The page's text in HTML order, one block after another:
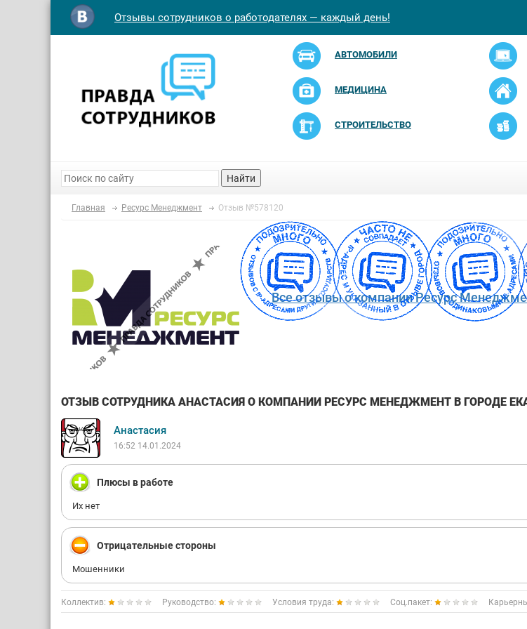
Отзывы сотрудников о работодателях — каждый день!
АВТОМОБИЛИ
МЕДИЦИНА
СТРОИТЕЛЬСТВО
Найти
Главная Ресурс Менеджмент Отзыв №578120
Все отзывы о компании Ресурс
ОТЗЫВ СОТРУДНИКА АНАСТАСИЯ О КОМПАНИИ РЕСУРС МЕНЕДЖМЕНТ В ГОРОДЕ
Анастасия
16:52 14.01.2024
Плюсы в работе
Их нет
Отрицательные стороны
Мошенники
Коллектив: Руководство: Условия труда: Соц.пакет: